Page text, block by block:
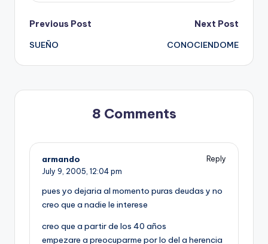
Post
navigation
Previous Post
SUEÑO
Next Post
CONOCIENDOME
8 Comments
armando
Reply
July 9, 2005, 12:04 pm
pues yo dejaria al momento puras deudas y no
creo que a nadie le interese
creo que a partir de los 40 años
empezare a preocuparme por lo del a herencia